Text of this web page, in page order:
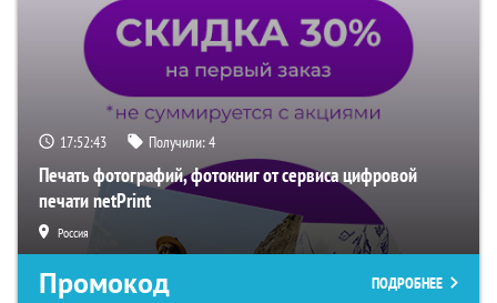
17:52:41 Получили:4
Печать фотографий, фотокниг от сервиса цифровой
печати netPrint
Россия
Промокод ПОДРОБНЕЕ